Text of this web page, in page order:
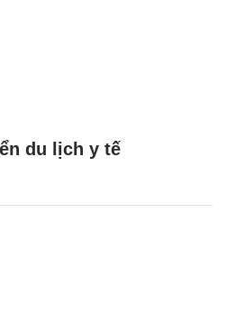
du lịch y tế